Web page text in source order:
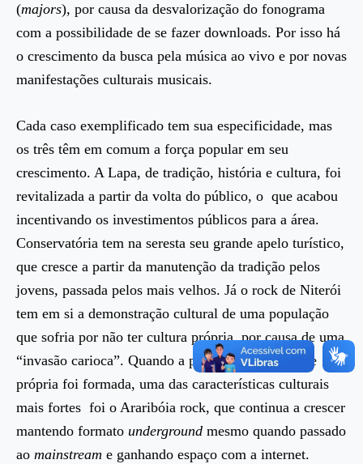
(majors), por causa da desvalorização do fonograma
com a possibilidade de se fazer downloads. Por isso há
o crescimento da busca pela música ao vivo e por novas
manifestações culturais musicais.
Cada caso exemplificado tem sua especificidade, mas
os três têm em comum a força popular em seu
crescimento. A Lapa, de tradição, história e cultura, foi
revitalizada a partir da volta do público, o que acabou
incentivando os investimentos públicos para a área.
Conservatória tem na seresta seu grande apelo turístico,
que cresce a partir da manutenção da tradição pelos
jovens, passada pelos mais velhos. Já o rock de Niterói
tem em si a demonstração cultural de uma população
que sofria por não ter cultura própria, por causa de uma
“invasão carioca”. Quando a população niteroiense
própria foi formada, uma das características culturais
mais fortes foi o Araribóia rock, que continua a crescer
mantendo formato underground mesmo quando passado
ao mainstream e ganhando espaço com a internet.